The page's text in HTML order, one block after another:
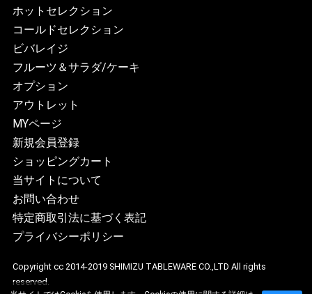
ホットセレクション
コールドセレクション
ビバレイジ
フルーツ＆サラダ/ケーキ
オプション
アウトレット
MYページ
新規会員登録
ショッピングカート
当サイトについて
お問い合わせ
特定商取引法に基づく表記
プライバシーポリシー
Copyright cc 2014-2019 SHIMIZU TABLEWARE CO.,LTD All rights
reserved.